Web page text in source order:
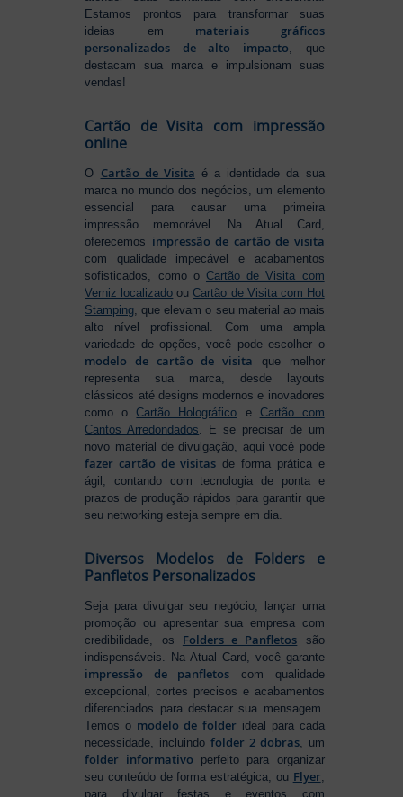
Estamos prontos para transformar suas
ideias em materiais gráficos
personalizados de alto impacto, que
destacam sua marca e impulsionam suas
vendas!
Cartão de Visita com impressão
online
O Cartão de Visita é a identidade da sua
marca no mundo dos negócios, um elemento
essencial para causar uma primeira
impressão memorável. Na Atual Card,
oferecemos impressão de cartão de visita
com qualidade impecável e acabamentos
sofisticados, como o Cartão de Visita com
Verniz localizado ouCartão de Visita com Hot
Stamping, que elevam o seu material ao mais
alto nível profissional. Com uma ampla
variedade de opções, você pode escolher o
modelo de cartão de visita que melhor
representa sua marca, desde layouts
clássicos até designs modernos e inovadores
como oCartão Holográfico e Cartão com
Cantos Arredondados. E se precisar de um
novo material de divulgação, aqui você pode
fazer cartão de visitas de forma prática e
ágil, contando com tecnologia de ponta e
prazos de produção rápidos para garantir que
seu networking esteja sempre em dia.
Diversos Modelos de Folders e
Panfletos Personalizados
Seja para divulgar seu negócio, lançar uma
promoção ou apresentar sua empresa com
credibilidade, os Folders e Panfletos são
indispensáveis. Na Atual Card, você garante
impressão de panfletos com qualidade
excepcional, cortes precisos e acabamentos
diferenciados para destacar sua mensagem.
Temos o modelo de folder ideal para cada
necessidade, incluindofolder 2 dobras, um
folder informativo perfeito para organizar
seu conteúdo de forma estratégica, ou Flyer
para divulgar festas e eventos com